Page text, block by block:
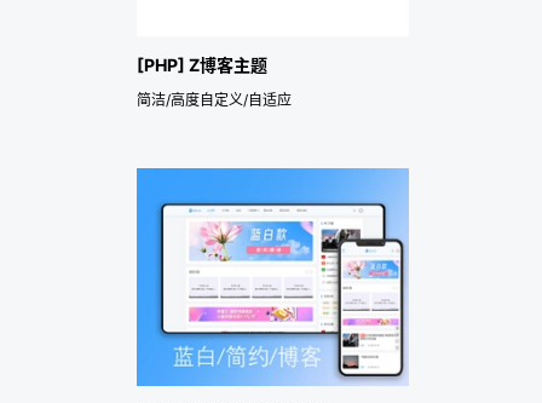
[PHP] Z博客主题
简洁/高度自定义/自适应